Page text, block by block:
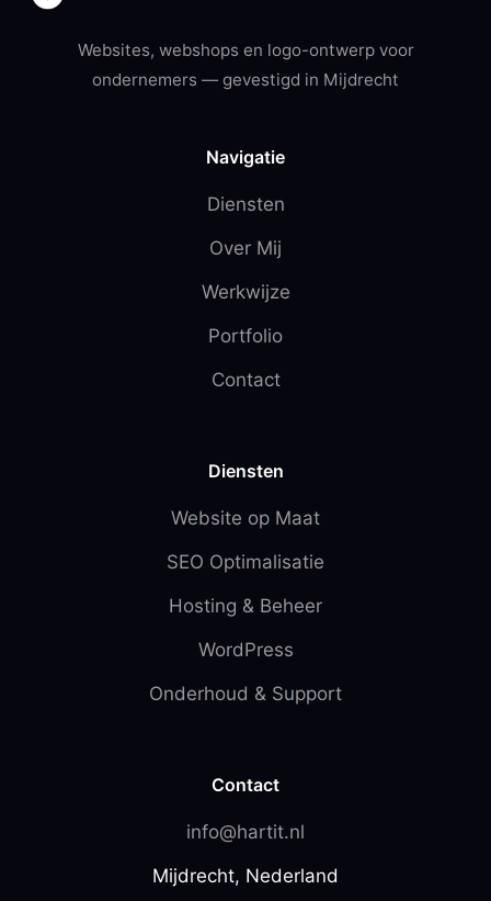
Websites, webshops en logo-ontwerp voor
ondernemers — gevestigd in Mijdrecht
Navigatie
Diensten
Over Mij
Werkwijze
Portfolio
Contact
Diensten
Website op Maat
SEO Optimalisatie
Hosting & Beheer
WordPress
Onderhoud & Support
Contact
info@hartit.nl
Mijdrecht, Nederland